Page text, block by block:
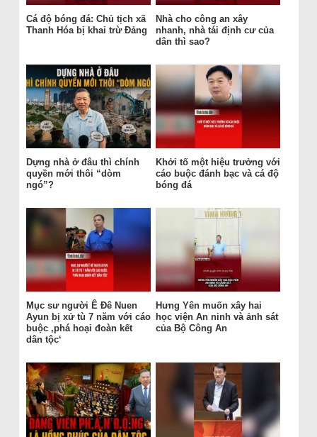
Cá độ bóng đá: Chủ tịch xã
Thanh Hóa bị khai trừ Đảng
Nhà cho công an xây
nhanh, nhà tái định cư của
dân thì sao?
Dựng nhà ở đâu thì chính
quyền mới thôi “dòm
ngó”?
Khởi tố một hiệu trưởng với
cáo buộc đánh bạc và cá độ
bóng đá
Mục sư người Ê Đê Nuen
Ayun bị xử tù 7 năm với cáo
buộc ‚phá hoại đoàn kết
dân tộc‘
Hưng Yên muốn xây hai
học viện An ninh và ảnh sát
của Bộ Công An